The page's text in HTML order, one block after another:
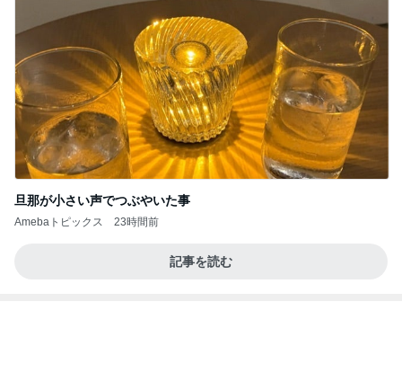
旦那が小さい声でつぶやいた事
Amebaトピックス 23時間前
記事を読む